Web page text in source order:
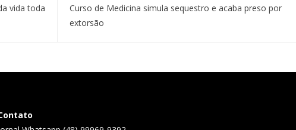
vida toda
Curso de Medicina simula sequestro e acaba preso por
extorsão